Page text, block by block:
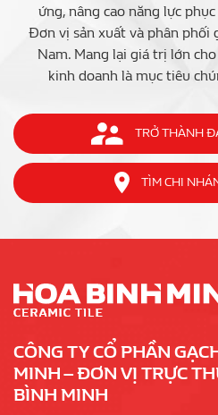
ứng, nâng cao năng lực
Đơn vị sản xuất và phân phối
Nam. Mang lại giá trị lớn
kinh doanh là mục tiêu
TRỞ THÀNH
TÌM CHI
CÔNG TY CỔ PHẦN
MINH – ĐƠN VỊ TRỰC
BÌNH MINH